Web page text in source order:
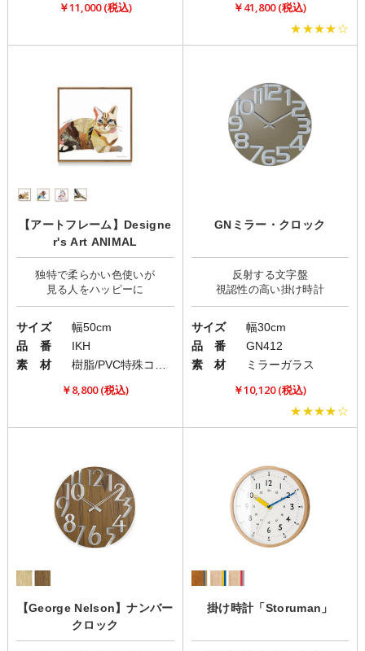
￥11,000 (税込) ￥41,800 (税込)
★★★★☆
【アートフレーム】Designe
r's Art ANIMAL
独特で柔らかい色使いが
サイズ
幅50cm
品 番
IKH
素 材
樹脂/PVC特殊コート紙
￥8,800 (税込)
GNミラー・クロック
反射する文字盤
視認性の高い掛け時計
サイズ
幅30cm
品 番
GN412
素 材
ミラーガラス
￥10,120 (税込)
★★★★☆
【George Nelson】ナンバー
クロック
掛け時計「Storuman」